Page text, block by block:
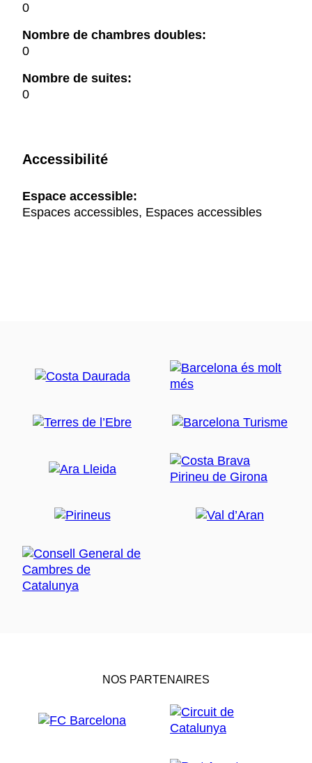
0
Nombre de chambres doubles:
0
Nombre de suites:
0
Accessibilité
Espace accessible:
Espaces accessibles, Espaces accessibles
NOS PARTENAIRES